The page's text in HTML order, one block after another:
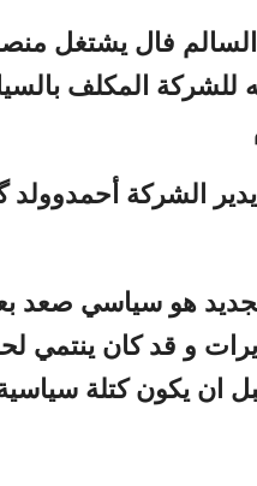
فال يشتغل
للشركة المكلف
و قد كان ينتمي
ان يكون كتلة